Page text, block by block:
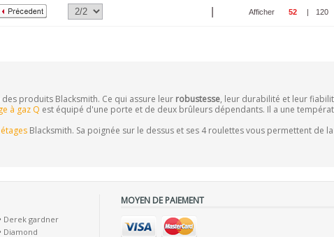
Afficher 52 | 120
produits Blacksmith. Ce qui assure leur robustesse, leur durabilité et leur
à gaz Q est équipé d'une porte et de deux brûleurs dépendants. Il a une
Blacksmith. Sa poignée sur le dessus et ses 4 roulettes vous permettent de la
• Derek gardner
• Diamond
MOYEN DE PAIEMENT